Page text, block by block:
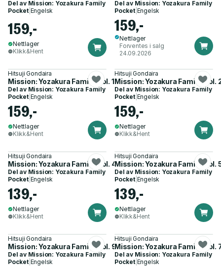
Del av Mission: Yozakura Family
Pocket| Engelsk
159,-
Nettlager
Klikk&Hent
Del av Mission: Yozakura Family
Pocket| Engelsk
159,-
Nettlager
Forventes i salg
24.09.2026
Hitsuji Gondaira
Mission: Yozakura Family, Vol. 11
Del av Mission: Yozakura Family
Pocket| Engelsk
159,-
Nettlager
Klikk&Hent
Hitsuji Gondaira
Mission: Yozakura Family, Vol.
Del av Mission: Yozakura Family
Pocket| Engelsk
159,-
Nettlager
Klikk&Hent
Hitsuji Gondaira
Mission: Yozakura Family, Vol. 4
Del av Mission: Yozakura Family
Pocket| Engelsk
139,-
Nettlager
Klikk&Hent
Hitsuji Gondaira
Mission: Yozakura Family, Vol.
Del av Mission: Yozakura Family
Pocket| Engelsk
139,-
Nettlager
Klikk&Hent
Hitsuji Gondaira
Mission: Yozakura Family, Vol. 9
Del av Mission: Yozakura Family
Pocket| Engelsk
Hitsuji Gondaira
Mission: Yozakura Family, Vol.
Del av Mission: Yozakura Family
Pocket| Engelsk